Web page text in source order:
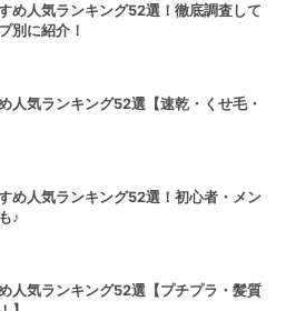
め人気ランキング52選！徹底調査して
別に紹介！
人気ランキング52選【速乾・くせ毛・
め人気ランキング52選！初心者・メン
♪
人気ランキング52選【プチプラ・髪質